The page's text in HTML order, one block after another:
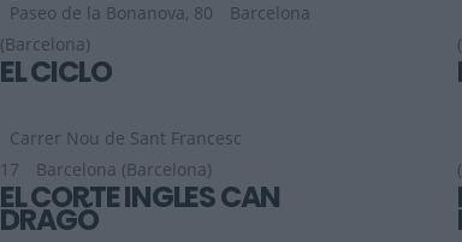
Paseo de la Bonanova, 80
Barcelona
(Barcelona)
EL CICLO
Carrer Nou de Sant Francesc
17
Barcelona (Barcelona)
EL CORTE INGLES CAN
DRAGÓ